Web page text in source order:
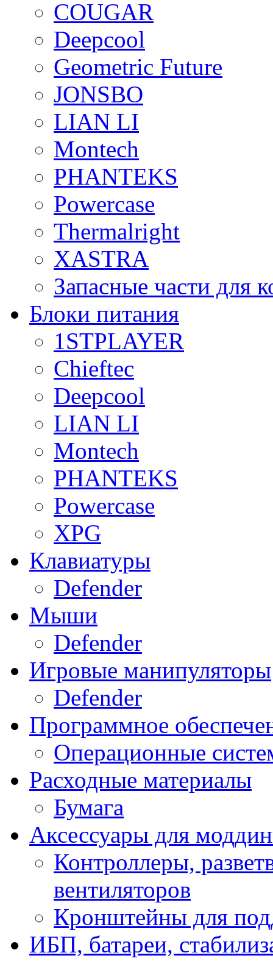
COUGAR
Deepcool
Geometric Future
JONSBO
LIAN LI
Montech
PHANTEKS
Powercase
Thermalright
XASTRA
Запасные части для
Блоки питания
1STPLAYER
Chieftec
Deepcool
LIAN LI
Montech
PHANTEKS
Powercase
XPG
Клавиатуры
Defender
Мыши
Defender
Игровые манипуляторы
Defender
Программное
Операционные
Расходные материалы
Бумага
Аксессуары для
Контроллеры,
вентиляторов
Кронштейны для
ИБП, батареи,